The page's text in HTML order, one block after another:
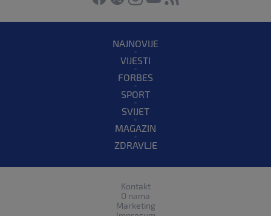
NAJNOVIJE
VIJESTI
FORBES
SPORT
SVIJET
MAGAZIN
ZDRAVLJE
Kontakt
O nama
Marketing